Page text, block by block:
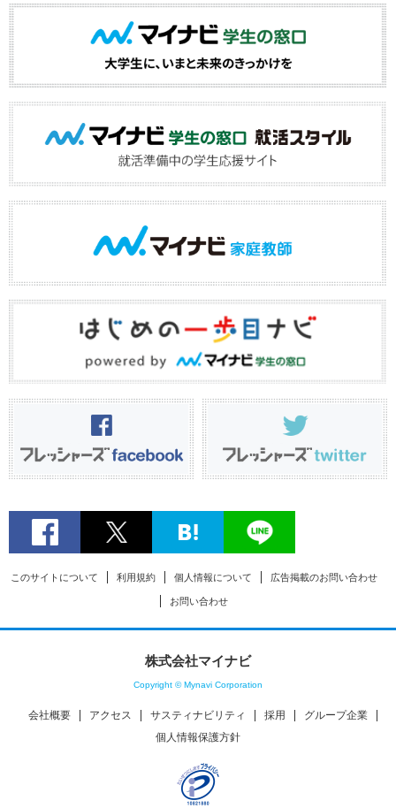
このサイトについて 利用規約 個人情報について 広告掲載のお問い合わせ
お問い合わせ
株式会社マイナビ
Copyright © Mynavi Corporation
会社概要 アクセス サスティナビリティ 採用
グループ企業
個人情報保護方針